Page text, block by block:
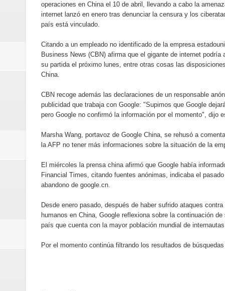
Designan a Angelina Biviana
Humano Seguros inaugura
Banreservas destina RD$5,000
Sexappeal celebra 25 años de
conmemorativos
Maridalia Hernández y El
Domingo
Doctor Leonardo Aguilera
del mapa del hambre
Banreservas y sus filiales
operaciones en China el 10 de abril, llevando a cabo la
internet lanzó en enero tras denunciar la censura y los
país está vinculado.
Citando a un empleado no identificado de la empresa
Business News (CBN) afirma que el gigante de internet podría
su partida el próximo lunes, entre otras cosas las
China.
CBN recoge además las declaraciones de un responsable
publicidad que trabaja con Google: "Supimos que Google
pero Google no confirmó la información por el momento", dijo
Marsha Wang, portavoz de Google China, se rehusó a
la AFP no tener más informaciones sobre la situación de la
El miércoles la prensa china afirmó que Google había
Financial Times, citando fuentes anónimas, indicaba el
abandono de google.cn.
Desde enero pasado, después de haber sufrido ataques
humanos en China, Google reflexiona sobre la continuación
país que cuenta con la mayor población mundial de
Por el momento continúa filtrando los resultados de